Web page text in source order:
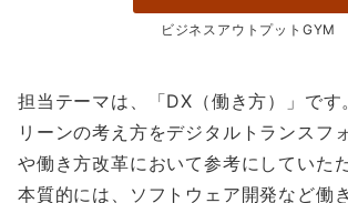
ビジネスアウトプットGYM
担当テーマは、「DX（働き方）」です
リーンの考え方をデジタルトランスフ
や働き方改革において参考にしていた
本質的には、ソフトウェア開発など働